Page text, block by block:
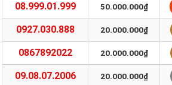
08.999.01.999 50.000.000₫
0927.030.888 20.000.000₫
0867892022 20.000.000₫
09.08.07.2006 20.000.000₫